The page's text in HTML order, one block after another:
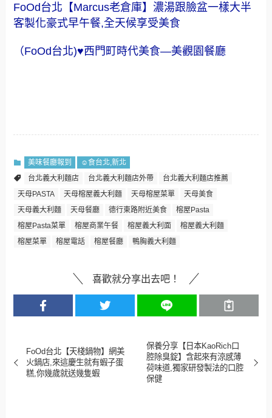
FoOd台北【Marcus老倉庫】濃湯跟臉盆一樣大半
客製化豪式早午餐,全天候享受美食
（FoOd台北)♥西門町時代美食—美觀園餐廳
美味餐廳報到
☺食台北,新北
台北義大利麵店
台北義大利麵店外帶
台北義大利麵店推薦
天母PASTA
天母榕屋義大利麵 天母榕屋菜單
天母美食
天母義大利麵
天母餐廳 德行東路附近美食
榕屋Pasta
榕屋Pasta菜單
榕屋商業午餐 榕屋義大利面
榕屋義大利麵
榕屋菜單
榕屋電話 榕屋餐廳 鴨胸義大利麵
喜歡就分享出去吧！
FoOd台北【天棧鍋物】網美
火鍋店,來這慶生就有蝦子蛋
糕,你幾歲就送幾隻蝦
保養分享【日本KaoRich口
腔除臭錠】含起來有涼感薄
荷味道,獨家研發製法的口腔
保健